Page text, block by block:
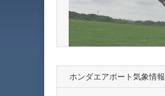
ホンダエアポート気象情報